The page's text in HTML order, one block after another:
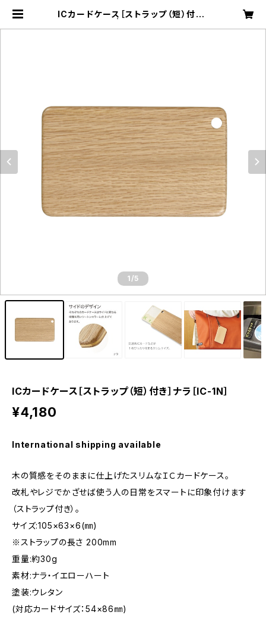
ICカードケース［ストラップ（短）付き］
1 /5
ICカードケース［ストラップ（短）付き］ナラ［IC-1N］
¥4,180
International shipping available
木の質感をそのままに仕上げたスリムなＩＣカードケース。
改札やレジでかざせば使う人の日常をスマートに印象付けます
（ストラップ付き）。
サイズ:105×63×6(㎜)
※ストラップの長さ 200mm
重量:約30g
素材:ナラ・イエローハート
塗装:ウレタン
(対応カードサイズ：54×86㎜)